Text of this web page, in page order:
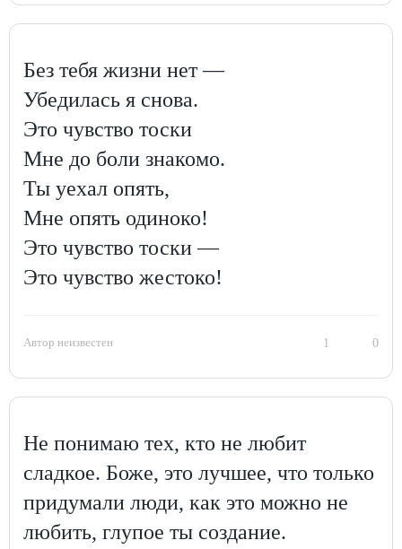
Без тебя жизни нет —
Убедилась я снова.
Это чувство тоски
Мне до боли знакомо.
Ты уехал опять,
Мне опять одиноко!
Это чувство тоски —
Это чувство жестоко!
Автор неизвестен 1 0
Не понимаю тех, кто не любит
сладкое. Боже, это лучшее, что только
придумали люди, как это можно не
любить, глупое ты создание.